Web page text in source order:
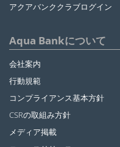
アクアバンククラブログイン
Aqua Bankについて
会社案内
行動規範
コンプライアンス基本方針
CSRの取組み方針
メディア掲載